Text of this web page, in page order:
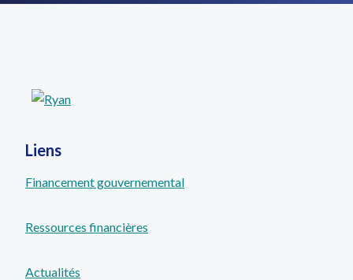
Liens
Financement gouvernemental
Ressources financières
Actualités